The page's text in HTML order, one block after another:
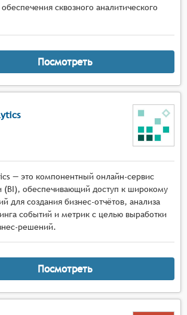
сквозного аналитического
Посмотреть
— это компонентный онлайн-сервис
(BI), обеспечивающий доступ к широкому
для создания бизнес-отчётов, анализа
событий и метрик с целью выработки
решений.
Посмотреть